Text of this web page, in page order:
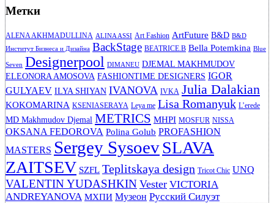
Метки
ALENA AKHMADULLINA ALINA ASSI Art Fashion ArtFuture B&D B&D
Институт Бизнеса и Дизайна BackStage BEATRICE.B Bella Potemkina Blue
Seven Designerpool DIMANEU DJEMAL MAKHMUDOV
ELEONORA AMOSOVA FASHIONTIME DESIGNERS IGOR
GULYAEV ILYA SHIYAN IVANOVA IVKA Julia Dalakian
KOKOMARINA KSENIASERAYA Leya me Lisa Romanyuk L’erede
MD Makhmudov Djemal METRICS MHPI MOSFUR NISSA
OKSANA FEDOROVA Polina Golub PROFASHION
MASTERS Sergey SysoevSLAVA
ZAITSEV SZFL Teplitskaya design Tricot Chic UNQ
VALENTIN YUDASHKIN Vester VICTORIA
ANDREYANOVA МХПИ Музеон Русский Силуэт